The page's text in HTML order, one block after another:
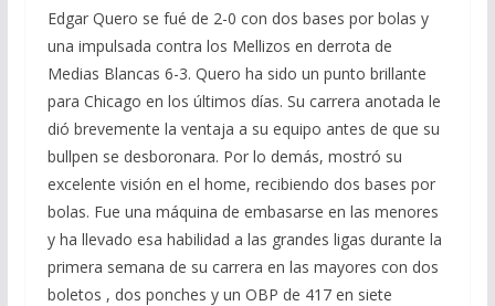
Edgar Quero se fué de 2-0 con dos bases por bolas y
una impulsada contra los Mellizos en derrota de
Medias Blancas 6-3. Quero ha sido un punto brillante
para Chicago en los últimos días. Su carrera anotada le
dió brevemente la ventaja a su equipo antes de que su
bullpen se desboronara. Por lo demás, mostró su
excelente visión en el home, recibiendo dos bases por
bolas. Fue una máquina de embasarse en las menores
y ha llevado esa habilidad a las grandes ligas durante la
primera semana de su carrera en las mayores con dos
boletos , dos ponches y un OBP de 417 en siete